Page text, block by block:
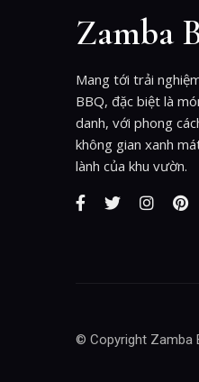
Zamba
Mang tới trải
BBQ, đặc biệt là
danh, với phong
không gian xanh
lành của khu vườn.
© Copyright Zamba